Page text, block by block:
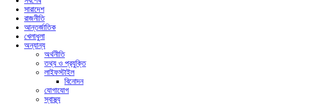
সারাদেশ
রাজনীতি
আন্তর্জাতিক
খেলাধুলা
অন্যান্য
অর্থনীতি
তথ্য ও প্রযুক্তি
লাইফস্টাইল
বিনোদন
যোগাযোগ
স্বাস্থ্য